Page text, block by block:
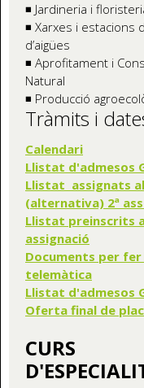
◾ Jardineria i
◾ Xarxes i estacions
d’aigües
◾ Aprofitament i
Natural
◾ Producció
Tràmits i
Calendari
Llistat d'admesos
Llistat assignats
(alternativa) 2ª
Llistat preinscrits
assignació
Documents per
telemàtica
Llistat d'admesos
Oferta final de
CURS